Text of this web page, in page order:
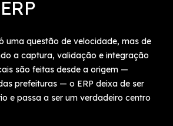
uma questão de velocidade, mas de
a captura, validação e integração
são feitas desde a origem —
prefeituras — o ERP deixa de ser
e passa a ser um verdadeiro centro